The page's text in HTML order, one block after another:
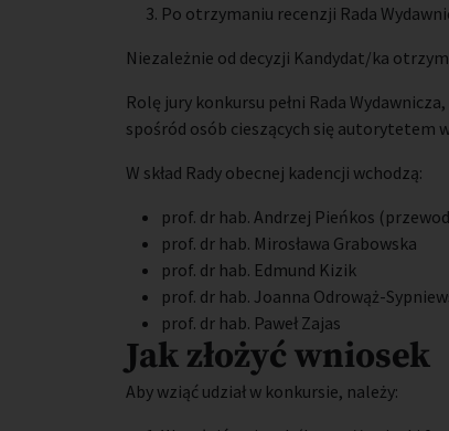
Po otrzymaniu recenzji Rada
Niezależnie od decyzji Kandydat/ka
Rolę jury konkursu pełni Rada
spośród osób cieszących się autorytetem
W skład Rady obecnej kadencji wchodzą:
prof. dr hab. Andrzej Pieńkos
prof. dr hab. Mirosława Grabowska
prof. dr hab. Edmund Kizik
prof. dr hab. Joanna Odrowąż-
prof. dr hab. Paweł Zajas
Jak złożyć wniosek
Aby wziąć udział w konkursie, należy: